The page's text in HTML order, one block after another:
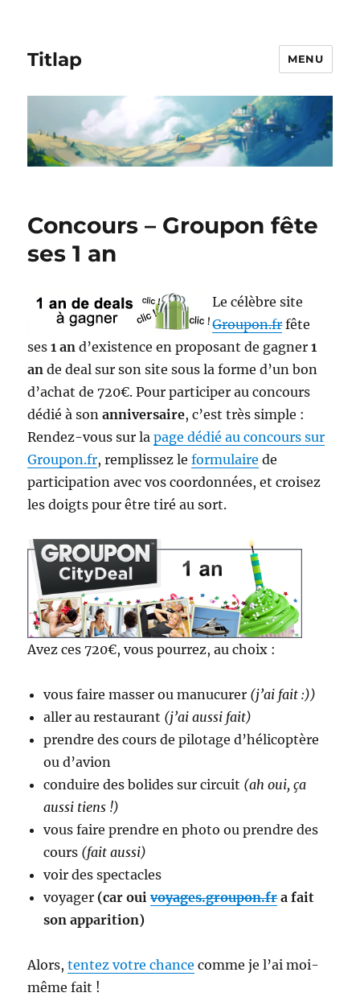
Titlap MENU
Concours – Groupon fête
ses 1 an
Le célèbre site
Groupon.frfête
ses1 an d’existence en proposant de gagner1
an de deal sur son site sous la forme d’un bon
d’achat de 720€. Pour participer au concours
dédié à sonanniversaire, c’est très simple :
Rendez-vous sur lapage dédié au concours sur
Groupon.fr, remplissez leformulaire de
participation avec vos coordonnées, et croisez
les doigts pour être tiré au sort.
Avez ces 720€, vous pourrez, au choix :
vous faire masser ou manucurer (j’ai fait :))
aller au restaurant (j’ai aussi fait)
prendre des cours de pilotage d’hélicoptère
ou d’avion
conduire des bolides sur circuit (ah oui, ça
aussi tiens !)
vous faire prendre en photo ou prendre des
cours (fait aussi)
voir des spectacles
voyager (car ouivoyages.groupon.fra fait
son apparition)
Alors,tentez votre chance comme je l’ai moi-
même fait !